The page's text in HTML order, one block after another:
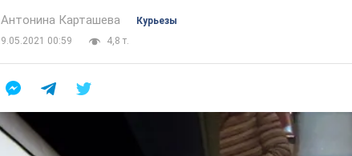
Антонина Карташева
Курьезы
9.05.2021 00:59
4,8 т.